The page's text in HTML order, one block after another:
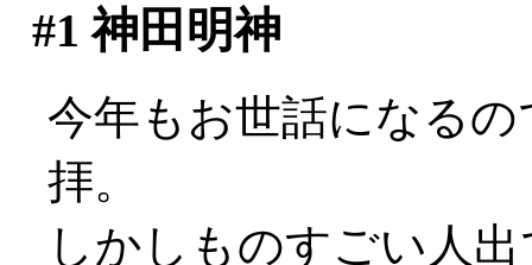
#1 神田明神
今年もお世話になる
拝。
しかしものすごい人